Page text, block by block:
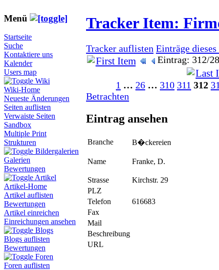
Menü
Startseite
Suche
Kontaktiere uns
Kalender
Users map
Wiki
Wiki-Home
Neueste Änderungen
Seiten auflisten
Verwaiste Seiten
Sandbox
Multiple Print
Strukturen
Bildergalerien
Galerien
Bewertungen
Artikel
Artikel-Home
Artikel auflisten
Bewertungen
Artikel einreichen
Einreichungen ansehen
Blogs
Blogs auflisten
Bewertungen
Foren
Foren auflisten
Tracker Item:
Tracker auflisten Einträge dieses
Eintrag: 312/
1 … 26 … 310 311 312
Betrachten
Eintrag ansehen
Branche B�ckereien
Name Franke, D.
Strasse
Kirchstr. 29
PLZ
Telefon
616683
Fax
Mail
Beschreibung
URL